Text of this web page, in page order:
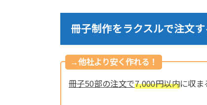
冊子制作をラクスルで注文
→他社より安く作れる！
冊子50部の注文で7,000円以内に収ま